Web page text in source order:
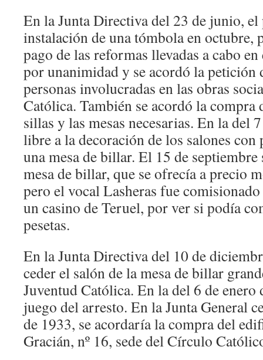
En la Junta Directiva del 23 de junio,
instalación de una tómbola en octubre,
pago de las reformas llevadas a cabo
por unanimidad y se acordó la petición
personas involucradas en las obras
Católica. También se acordó la compra
sillas y las mesas necesarias. En la del
libre a la decoración de los salones con
una mesa de billar. El 15 de
mesa de billar, que se ofrecía a precio
pero el vocal Lasheras fue
un casino de Teruel, por ver si podía
pesetas.
En la Junta Directiva del 10 de
ceder el salón de la mesa de billar
Juventud Católica. En la del 6 de
juego del arresto. En la Junta General
de 1933, se acordaría la compra del
Gracián, nº 16, sede del Círculo